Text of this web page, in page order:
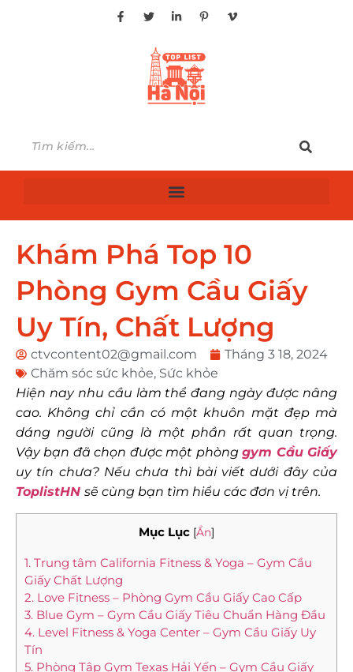
Khám Phá Top 10
Phòng Gym Cầu Giấy
Uy Tín, Chất Lượng
ctvcontent02@gmail.com
Tháng 3 18, 2024
Chăm sóc sức khỏe, Sức khỏe
Hiện nay nhu cầu làm thể đang ngày được nâng
cao. Không chỉ cần có một khuôn mặt đẹp mà
dáng người cũng là một phần rất quan trọng.
Vậy bạn đã chọn được một phònggym Cầu Giấy
uy tín chưa? Nếu chưa thì bài viết dưới đây của
ToplistHN sẽ cùng bạn tìm hiểu các đơn vị trên.
Mục Lục [Ẩn]
1. Trung tâm California Fitness & Yoga – Gym Cầu
Giấy Chất Lượng
2. Love Fitness – Phòng Gym Cầu Giấy Cao Cấp
3. Blue Gym – Gym Cầu Giấy Tiêu Chuẩn Hàng Đầu
4. Level Fitness & Yoga Center – Gym Cầu Giấy Uy
Tín
5. Phòng Tập Gym Texas Hải Yến – Gym Cầu Giấy